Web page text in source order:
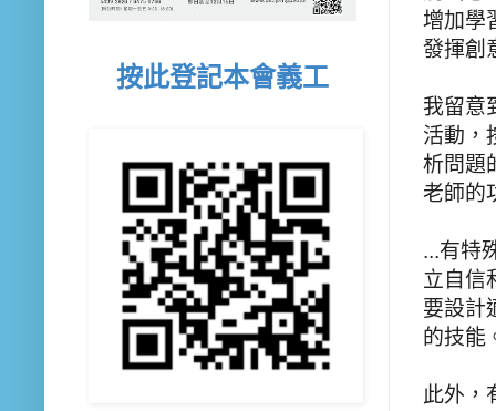
增加學
發揮創
我留意
活動，
析問題
老師的
...有特
立自信
要設計
的技能
此外，
按此登記本會義工